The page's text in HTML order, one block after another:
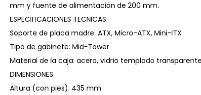
mm y fuente de alimentación de 200 mm.
ESPECIFICACIONES TECNICAS:
Soporte de placa madre: ATX, Micro-ATX, Mini-ITX
Tipo de gabinete: Mid-Tower
Material de la caja: acero, vidrio templado transparente
DIMENSIONES
Altura (con pies): 435 mm